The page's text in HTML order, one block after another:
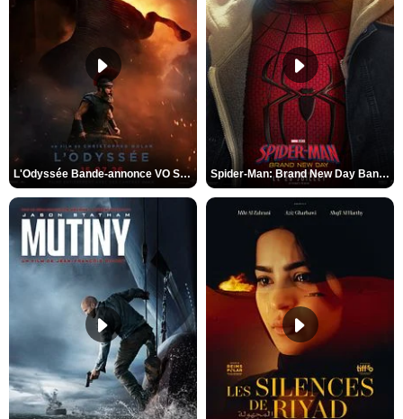
L'Odyssée Bande-annonce VO STFR Spider-Man: Brand New Day Bande-annonce VO STFR